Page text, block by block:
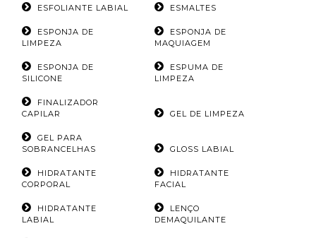
ESFOLIANTE LABIAL ESMALTES
ESPONJA DE
LIMPEZA
ESPONJA DE
MAQUIAGEM
ESPONJA DE
SILICONE
ESPUMA DE
LIMPEZA
FINALIZADOR
CAPILAR
GEL DE LIMPEZA
GEL PARA
SOBRANCELHAS
GLOSS LABIAL
HIDRATANTE
CORPORAL
HIDRATANTE
FACIAL
HIDRATANTE
LABIAL
LENÇO
DEMAQUILANTE